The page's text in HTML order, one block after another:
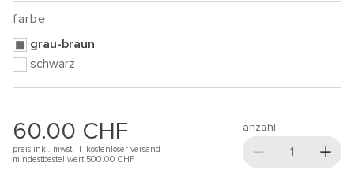
farbe
grau-braun
schwarz
60.00 CHF
preis inkl. mwst. |
kostenloser versand
mindestbestellwert 500.00 CHF
anzahl: